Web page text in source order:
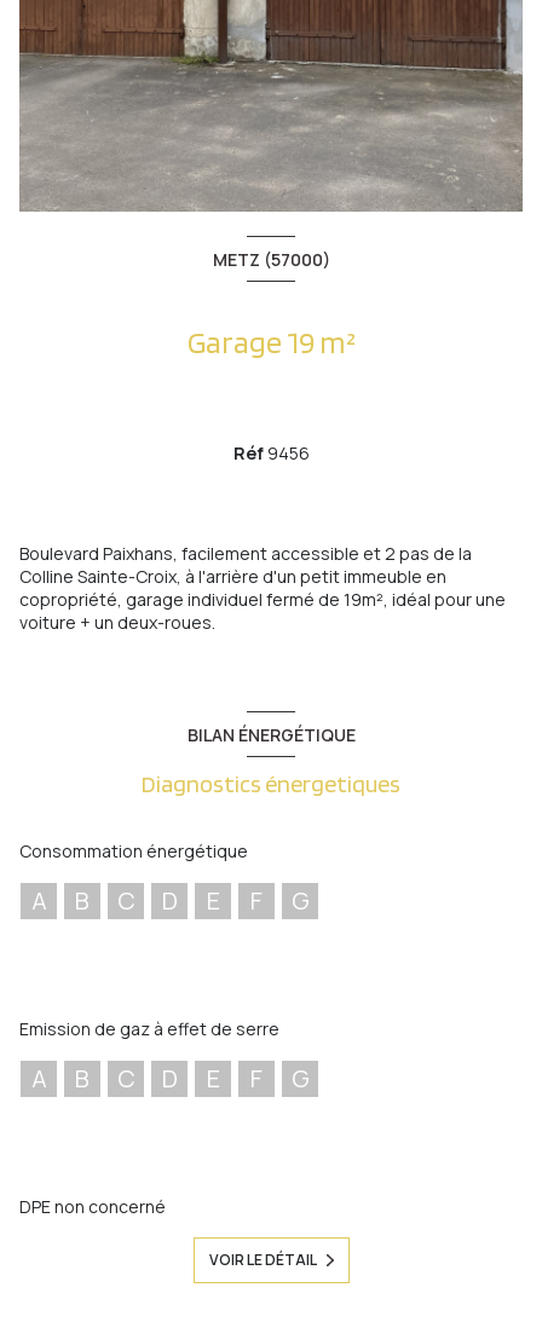
METZ (57000)
Garage 19 m²
Réf 9456
Boulevard Paixhans, facilement accessible et 2 pas de la
Colline Sainte-Croix, à l'arrière d'un petit immeuble en
copropriété, garage individuel fermé de 19m², idéal pour une
voiture + un deux-roues.
BILAN ÉNERGÉTIQUE
Diagnostics énergetiques
Consommation énergétique
A B C D E F G
Emission de gaz à effet de serre
A B C D E F G
DPE non concerné
VOIR LE DÉTAIL